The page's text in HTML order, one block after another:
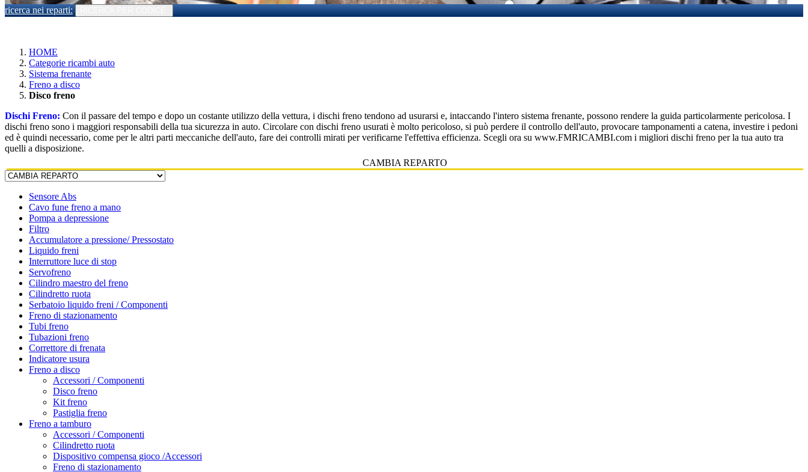
ricerca nei reparti:
HOME
Categorie ricambi auto
Sistema frenante
Freno a disco
Disco freno
Dischi Freno: Con il passare del tempo e dopo un costante utilizzo della vettura, i dischi freno tendono ad usurarsi e, intaccando l'intero sistema frenante, possono rendere la guida particolarmente pericolosa. I
dischi freno sono i maggiori responsabili della tua sicurezza in auto. Circolare con dischi freno usurati è molto pericoloso, si può perdere il controllo dell'auto, provocare tamponamenti a catena, investire i pedoni
ed è quindi necessario, come per le altri parti meccaniche dell'auto, fare dei controlli mirati per verificarne l'effettiva efficienza. Scegli ora su www.FMRICAMBI.com i migliori dischi freno per la tua auto tra
quelli a disposizione.
CAMBIA REPARTO
Sensore Abs
Cavo fune freno a mano
Pompa a depressione
Filtro
Accumulatore a pressione/ Pressostato
Liquido freni
Interruttore luce di stop
Servofreno
Cilindro maestro del freno
Cilindretto ruota
Serbatoio liquido freni / Componenti
Freno di stazionamento
Tubi freno
Tubazioni freno
Correttore di frenata
Indicatore usura
Freno a disco
Accessori / Componenti
Disco freno
Kit freno
Pastiglia freno
Freno a tamburo
Accessori / Componenti
Cilindretto ruota
Dispositivo compensa gioco /Accessori
Freno di stazionamento